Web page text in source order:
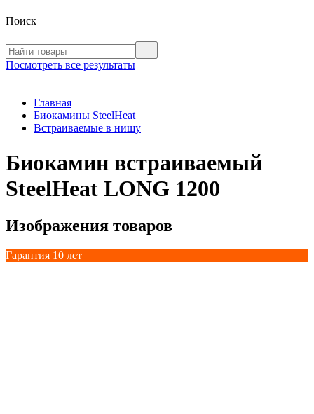
Поиск
Посмотреть все результаты
Главная
Биокамины SteelHeat
Встраиваемые в нишу
Биокамин встраиваемый
SteelHeat LONG 1200
Изображения товаров
Гарантия 10 лет